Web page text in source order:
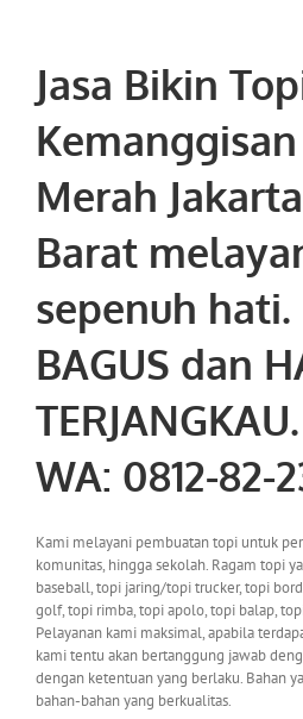
Jasa Bikin
Merah Jakarta
Barat
sepenuh hati.
BAGUS dan
WA: 0812-82-
Kami melayani pembuatan topi untuk
komunitas, hingga sekolah. Ragam topi
baseball, topi jaring/topi trucker, topi
golf, topi rimba, topi apolo, topi balap,
Pelayanan kami maksimal, apabila
kami tentu akan bertanggung jawab
dengan ketentuan yang berlaku. Bahan
bahan-bahan yang berkualitas.